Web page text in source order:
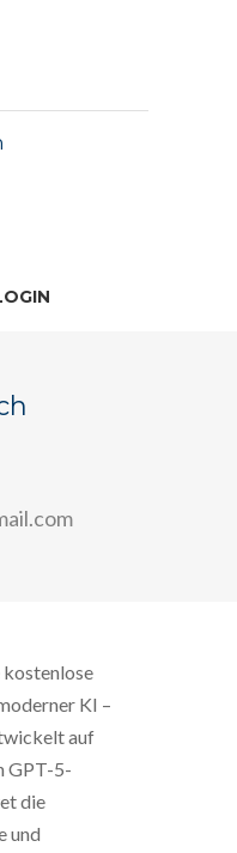
kostenlose
KI –
auf
GPT-5-
die
und